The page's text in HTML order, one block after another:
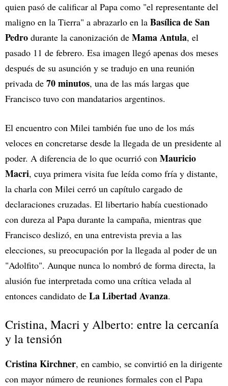
quien pasó de calificar al Papa como "el representante del
maligno en la Tierra" a abrazarlo en la Basílica de San
Pedro durante la canonización de Mama Antula, el
pasado 11 de febrero. Esa imagen llegó apenas dos meses
después de su asunción y se tradujo en una reunión
privada de 70 minutos, una de las más largas que
Francisco tuvo con mandatarios argentinos.
El encuentro con Milei también fue uno de los más
veloces en concretarse desde la llegada de un presidente al
poder. A diferencia de lo que ocurrió con Mauricio
Macri, cuya primera visita fue leída como fría y distante,
la charla con Milei cerró un capítulo cargado de
declaraciones cruzadas. El libertario había cuestionado
con dureza al Papa durante la campaña, mientras que
Francisco deslizó, en una entrevista previa a las
elecciones, su preocupación por la llegada al poder de un
"Adolfito". Aunque nunca lo nombró de forma directa, la
alusión fue interpretada como una crítica velada al
entonces candidato de La Libertad Avanza.
Cristina, Macri y Alberto: entre la cercanía
y la tensión
Cristina Kirchner, en cambio, se convirtió en la dirigente
con mayor número de reuniones formales con el Papa